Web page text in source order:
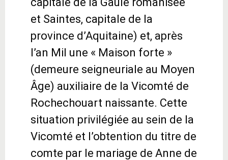
et Saintes, capitale de la
province d’Aquitaine) et, après
l’an Mil une « Maison forte »
(demeure seigneuriale au Moyen
Âge) auxiliaire de la Vicomté de
Rochechouart naissante. Cette
situation privilégiée au sein de la
Vicomté et l’obtention du titre de
comte par le mariage de Anne de